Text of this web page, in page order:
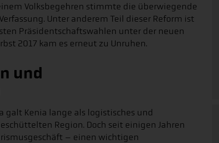
Volksbegehren stimmte die überwiegende
Unter anderem Teil dieser Reform ist
Präsidentschaftswahlen unter der neuen
2017 kam es erneut zu Unruhen.
und
galt Kenia lange als logistisches und
Region. Doch seit einigen Jahren
– einen wichtigen